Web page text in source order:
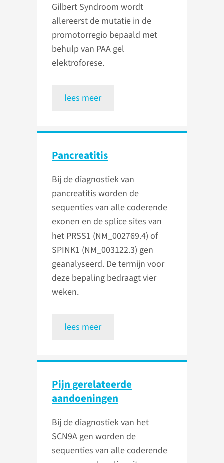
Gilbert Syndroom wordt
allereerst de mutatie in de
promotorregio bepaald met
behulp van PAA gel
elektroforese.
lees meer
Pancreatitis
Bij de diagnostiek van
pancreatitis worden de
sequenties van alle coderende
exonen en de splice sites van
het PRSS1 (NM_002769.4) of
SPINK1 (NM_003122.3) gen
geanalyseerd. De termijn voor
deze bepaling bedraagt vier
weken.
lees meer
Pijn gerelateerde
aandoeningen
Bij de diagnostiek van het
SCN9A gen worden de
sequenties van alle coderende